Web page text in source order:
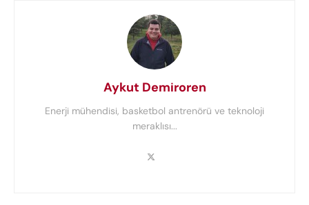
Aykut Demiroren
Enerji mühendisi, basketbol antrenörü ve teknoloji
meraklısı...